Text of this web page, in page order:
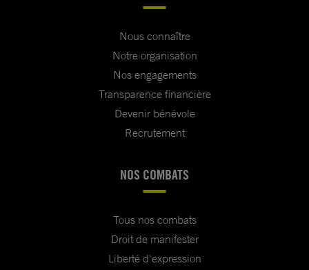
Nous connaître
Notre organisation
Nos engagements
Transparence financière
Devenir bénévole
Recrutement
NOS COMBATS
Tous nos combats
Droit de manifester
Liberté d'expression